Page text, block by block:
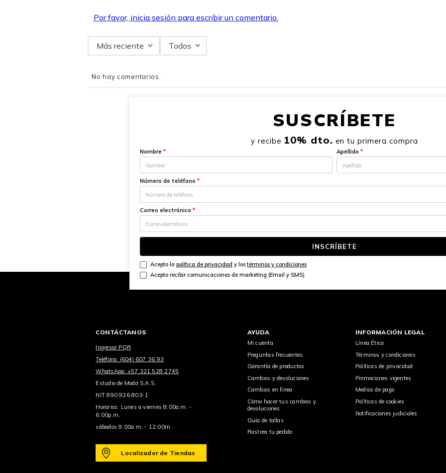
Por favor, inicia sesión para escribir un comentario.
Más reciente Todos
No hay comentarios.
SUSCRÍBETE
y recibe 10% dto. en tu primera compra
Nombre * Apellido *
Número de teléfono *
Correo electrónico *
INSCRÍBETE
Acepto la política de privacidad y lostérminos y condiciones
Acepto recibir comunicaciones de marketing (Email y SMS)
CONTÁCTANOS
Ingresar PQR
Teléfono: (604) 607 36 93
WhatsApp: +57 321 528 2745
Estudio de Moda S.A.S.
NIT 890.926.803-1
Horarios: Lunes a viernes 8:00a.m. -
6:00p.m.
sábados 9:00a.m. - 12:00m
Localizador de Tiendas
AYUDA
Mi cuenta
Preguntas frecuentes
Garantía de productos
Cambios y devoluciones
Cambios en línea
Cómo hacer tus cambios y
devoluciones
Guía de tallas
Rastrea tu pedido
INFORMACIÓN LEGAL
Línea Ética
Términos y condiciones
Políticas de privacidad
Promociones vigentes
Medios de pago
Políticas de cookies
Notificaciones judiciales